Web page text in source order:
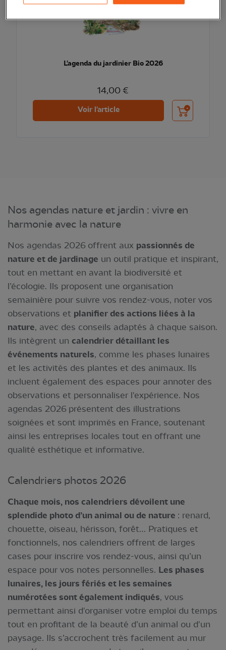
L'agenda du jardinier Bio 2026
14,00 €
Voir l'article Ajouter au
Nos agendas nature et jardin : vivre en
harmonie avec la nature
Nos agendas 2026 offrent aux passionnés de
nature et de jardinage un outil pratique et inspirant,
tout en mettant en avant la biodiversité et
l’écologie. Ils proposent une organisation
semainière pour suivre vos rendez-vous, noter vos
observations et planifier des actions liées à la
nature, avec des conseils adaptés à chaque saison.
Ils intègrent un calendrier détaillant les
événements naturels, comme les phases lunaires
et les activités des plantes et des animaux. Ils
incluent également des espaces pour annoter des
observations et personnaliser l'expérience. Nos
agendas 2026 présentent des illustrations
soignées et sont imprimés en France, soutenant
ainsi les entreprises locales tout en offrant une
qualité esthétique et informative.
Calendriers photos 2026
Chaque mois, nos calendriers dévoilent une
splendide photo d’un animal ou de nature : renard,
chouette, oiseau, hérisson, forêt… Pratiques et
fonctionnels, nos calendriers offrent de larges
cases pour inscrire vos rendez-vous, ainsi qu’un
espace pour vos notes personnelles. Les phases
lunaires, les jours fériés et les semaines
numérotées sont également indiqués, vous
permettant ainsi d'organiser votre emploi du temps
tout en profitant de la beauté d’un animal ou d'un
paysage. Ils s’accrochent très facilement au mur